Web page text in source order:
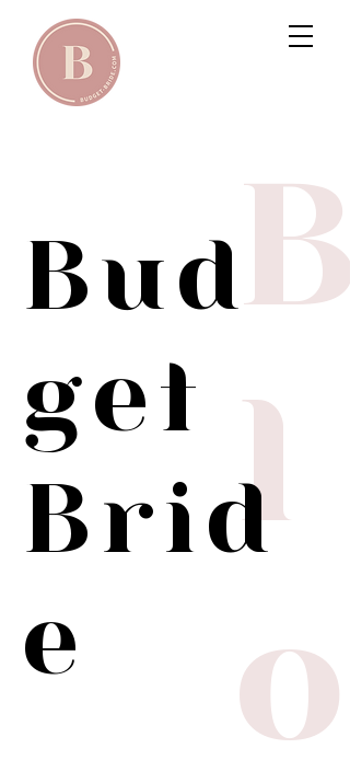
B
l
o
Bud
get
Brid
e